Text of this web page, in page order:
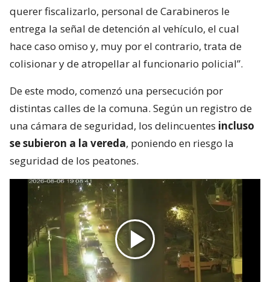
querer fiscalizarlo, personal de Carabineros le
entrega la señal de detención al vehículo, el cual
hace caso omiso y, muy por el contrario, trata de
colisionar y de atropellar al funcionario policial”.
De este modo, comenzó una persecución por
distintas calles de la comuna. Según un registro de
una cámara de seguridad, los delincuentes incluso
se subieron a la vereda, poniendo en riesgo la
seguridad de los peatones.